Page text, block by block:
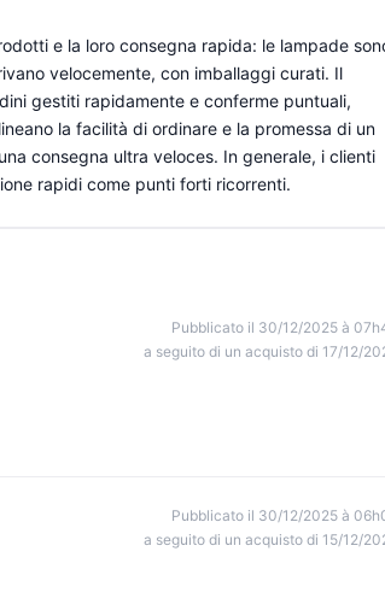
e la loro consegna rapida: le lampade
velocemente, con imballaggi curati. Il
gestiti rapidamente e conferme puntuali,
la facilità di ordinare e la promessa di un
consegna ultra veloces. In generale, i clienti
rapidi come punti forti ricorrenti.
Pubblicato il 30/12/2025 à
a seguito di un acquisto di 17/12/
Pubblicato il 30/12/2025 à
a seguito di un acquisto di 15/12/